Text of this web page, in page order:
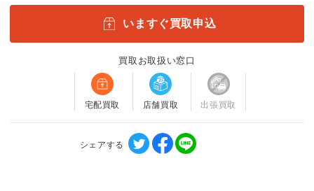
いますぐ買取申込
買取お取扱い窓口
宅配買取 店舗買取 出張買取
シェアする